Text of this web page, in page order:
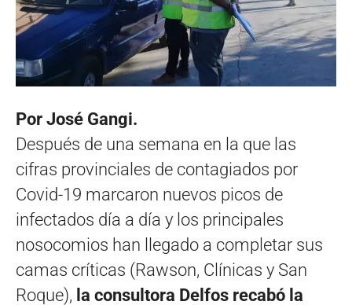
Por José Gangi.
Después de una semana en la que las
cifras provinciales de contagiados por
Covid-19 marcaron nuevos picos de
infectados día a día y los principales
nosocomios han llegado a completar sus
camas críticas (Rawson, Clínicas y San
Roque), la consultora Delfos recabó la